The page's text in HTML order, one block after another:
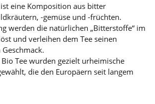
eine Komposition aus bitter
-gemüse und -früchten.
werden die natürlichen „Bitterstoffe“ im
und verleihen dem Tee seinen
Tee wurden gezielt urheimische
die den Europäern seit langem